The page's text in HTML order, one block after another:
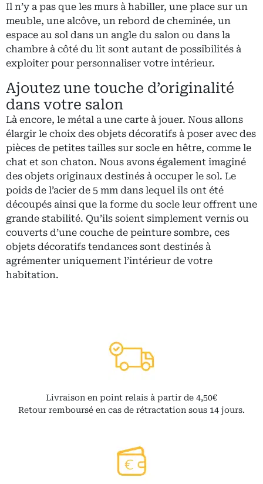
Il n’y a pas que les murs à habiller, une place sur un
meuble, une alcôve, un rebord de cheminée, un
espace au sol dans un angle du salon ou dans la
chambre à côté du lit sont autant de possibilités à
exploiter pour personnaliser votre intérieur.
Ajoutez une touche d’originalité
dans votre salon
Là encore, le métal a une carte à jouer. Nous allons
élargir le choix des objets décoratifs à poser avec des
pièces de petites tailles sur socle en hêtre, comme le
chat et son chaton. Nous avons également imaginé
des objets originaux destinés à occuper le sol. Le
poids de l’acier de 5 mm dans lequel ils ont été
découpés ainsi que la forme du socle leur offrent une
grande stabilité. Qu’ils soient simplement vernis ou
couverts d’une couche de peinture sombre, ces
objets décoratifs tendances sont destinés à
agrémenter uniquement l’intérieur de votre
habitation.
Livraison en point relais à partir de 4,50€
Retour remboursé en cas de rétractation sous 14 jours.